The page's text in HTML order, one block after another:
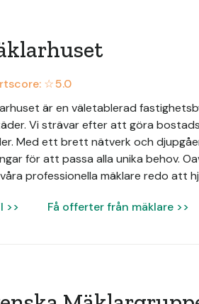
☆5.0
är en väletablerad
Vi strävar efter att göra
Med ett brett nätverk och
för att passa alla unika behov.
professionella mäklare redo att
>> Få offerter från mäklare >>